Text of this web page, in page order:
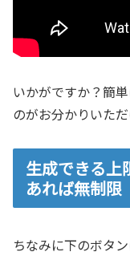
いかがですか？簡
のがお分かりいただ
生成できる上
あれば無制限
ちなみに下のボタ